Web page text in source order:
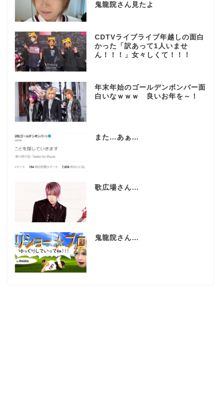
鬼龍院さん見たよ
CDTVライブライブ年越しの面白
かった「訳あって1人いませ
ん！！！」女々しくて！！！
年末年始のゴールデンボンバー面
白いなｗｗｗ 良いお年を～！
また…あぁ…
歌広場さん…
鬼龍院さん…